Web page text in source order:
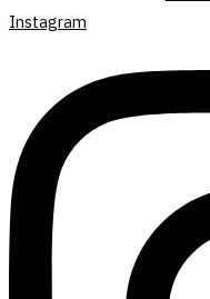
Instagram